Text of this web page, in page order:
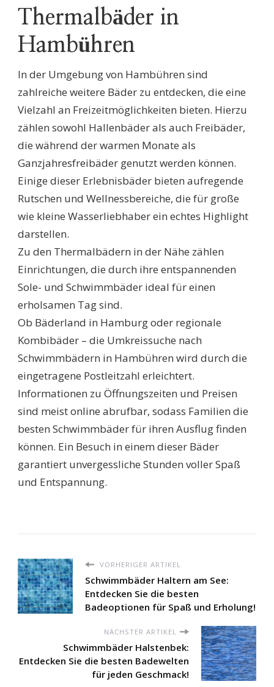
Thermalbäder in
Hambühren
In der Umgebung von Hambühren sind
zahlreiche weitere Bäder zu entdecken, die eine
Vielzahl an Freizeitmöglichkeiten bieten. Hierzu
zählen sowohl Hallenbäder als auch Freibäder,
die während der warmen Monate als
Ganzjahresfreibäder genutzt werden können.
Einige dieser Erlebnisbäder bieten aufregende
Rutschen und Wellnessbereiche, die für große
wie kleine Wasserliebhaber ein echtes Highlight
darstellen.
Zu den Thermalbädern in der Nähe zählen
Einrichtungen, die durch ihre entspannenden
Sole- und Schwimmbäder ideal für einen
erholsamen Tag sind.
Ob Bäderland in Hamburg oder regionale
Kombibäder – die Umkreissuche nach
Schwimmbädern in Hambühren wird durch die
eingetragene Postleitzahl erleichtert.
Informationen zu Öffnungszeiten und Preisen
sind meist online abrufbar, sodass Familien die
besten Schwimmbäder für ihren Ausflug finden
können. Ein Besuch in einem dieser Bäder
garantiert unvergessliche Stunden voller Spaß
und Entspannung.
VORHERIGER ARTIKEL
Schwimmbäder Haltern am See:
Entdecken Sie die besten
Badeoptionen für Spaß und Erholung!
NÄCHSTER ARTIKEL
Schwimmbäder Halstenbek:
Entdecken Sie die besten Badewelten
für jeden Geschmack!